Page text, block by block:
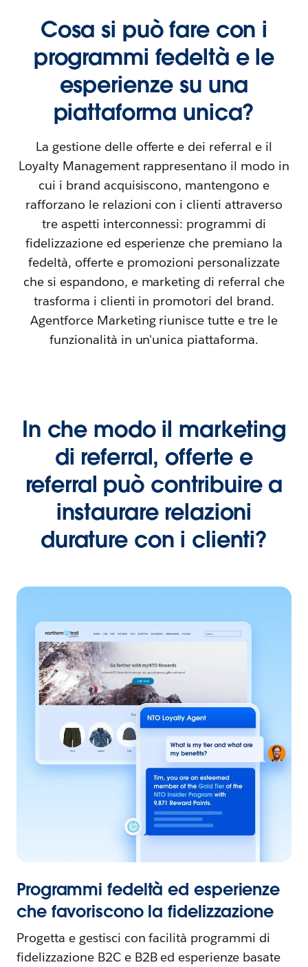
Cosa si può fare con i
programmi fedeltà e le
esperienze su una
piattaforma unica?
La gestione delle offerte e dei referral e il
Loyalty Management rappresentano il modo in
cui i brand acquisiscono, mantengono e
rafforzano le relazioni con i clienti attraverso
tre aspetti interconnessi: programmi di
fidelizzazione ed esperienze che premiano la
fedeltà, offerte e promozioni personalizzate
che si espandono, e marketing di referral che
trasforma i clienti in promotori del brand.
Agentforce Marketing riunisce tutte e tre le
funzionalità in un'unica piattaforma.
In che modo il marketing
di referral, offerte e
referral può contribuire a
instaurare relazioni
durature con i clienti?
Programmi fedeltà ed esperienze
che favoriscono la fidelizzazione
Progetta e gestisci con facilità programmi di
fidelizzazione B2C e B2B ed esperienze basate